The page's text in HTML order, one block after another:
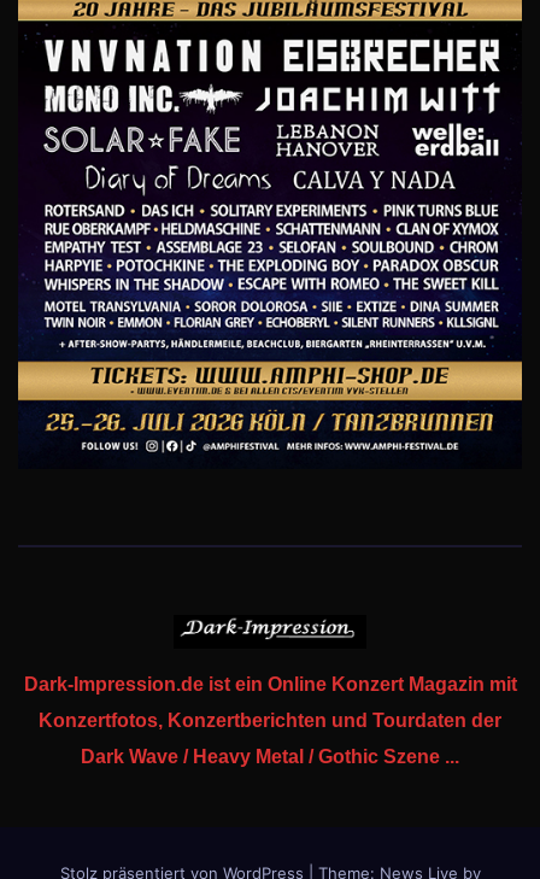
Dark-Impression.de ist ein Online Konzert Magazin mit
Konzertfotos, Konzertberichten und Tourdaten der
Dark Wave / Heavy Metal / Gothic Szene ...
Stolz präsentiert von WordPress Theme: News Live by